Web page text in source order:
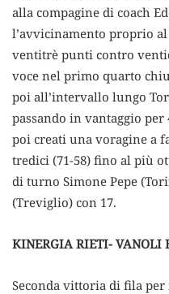
alla compagine di coach
l’avvicinamento proprio
ventitrè punti contro
voce nel primo quarto
poi all’intervallo lungo
passando in vantaggio per
poi creati una voragine a
tredici (71-58) fino al più
di turno Simone Pepe
(Treviglio) con 17.
KINERGIA RIETI- VANOLI
Seconda vittoria di fila